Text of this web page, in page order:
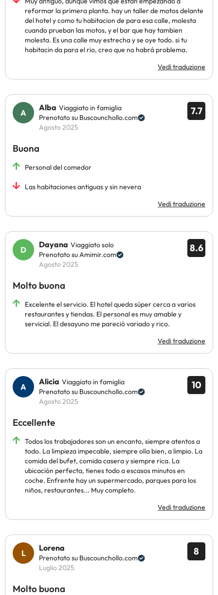
reformar la primera planta. hay un taller de motos delante
del hotel y como tu habitacion de para esa calle, molesta
cuando prueban las motos, y el bar que hay tambien
molesta. Es una calle muy estrecha y se oye todo. si tu
habitacin da para el rio, creo que no habrá problema.
Vedi traduzione
7.7
Alba Viaggiato in famiglia
Prenotato su Buscounchollo.com
Agosto 2025
Buona
Personal del comedor
Las habitaciones antiguas y sin nevera
Vedi traduzione
8.6
Dayana Viaggiato solo
Prenotato su Amimir.com
Agosto 2025
Molto buona
Excelente el servicio. El hotel queda súper cerca a varios
restaurantes y tiendas. El personal es muy amable y
servicial. El desayuno me pareció variado y rico.
Vedi traduzione
10
Alicia Viaggiato in famiglia
Prenotato su Buscounchollo.com
Agosto 2025
Eccellente
Todos los trabajadores son un encanto, siempre atentos a
todo. La limpieza impecable, siempre olía bien, a limpio. La
comida del bufet, comida casera y siempre rica. La
ubicación perfecta, tienes todo a escasos minutos en
coche. Enfrente hay un supermercado, parques para los
niños, restaurantes... Muy completo.
Vedi traduzione
8
Lorena
Prenotato su Buscounchollo.com
Luglio 2025
Molto buona